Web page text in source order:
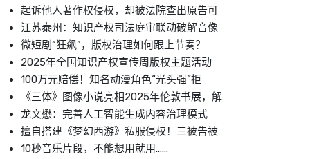
起诉他人著作权侵权，却被法院查出原告可
江苏泰州：知识产权司法庭审联动破解音像
微短剧“狂飙”，版权治理如何跟上节奏？
2025年全国知识产权宣传周版权主题活动
100万元赔偿！知名动漫角色“光头强”拒
《三体》图像小说亮相2025年伦敦书展，解
龙文懋：完善人工智能生成内容治理模式
擅自搭建《梦幻西游》私服侵权！三被告被
10秒音乐片段，不能想用就用……